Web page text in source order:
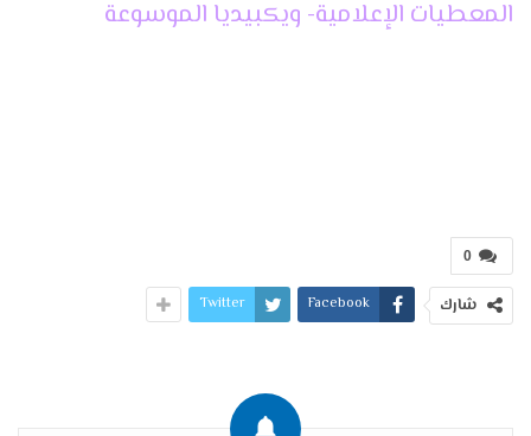
المعطيات الإعلامية- ويكبيديا الموسوعة
0
شارك Facebook
Twitter